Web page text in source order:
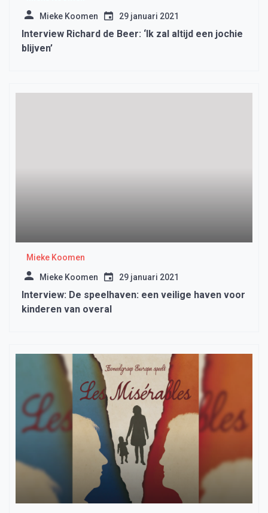
Mieke Koomen 29 januari 2021
Interview Richard de Beer: ‘Ik zal altijd een jochie
blijven’
Mieke Koomen
Mieke Koomen 29 januari 2021
Interview: De speelhaven: een veilige haven voor
kinderen van overal